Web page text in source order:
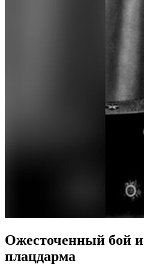
Ожесточенный бой
плацдарма